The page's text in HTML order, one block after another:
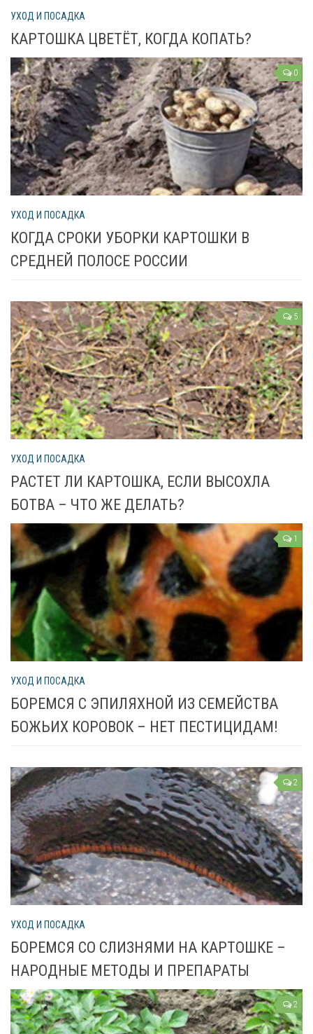
УХОД И ПОСАДКА
КАРТОШКА ЦВЕТЁТ, КОГДА КОПАТЬ?
0
УХОД И ПОСАДКА
КОГДА СРОКИ УБОРКИ КАРТОШКИ В
СРЕДНЕЙ ПОЛОСЕ РОССИИ
5
УХОД И ПОСАДКА
РАСТЕТ ЛИ КАРТОШКА, ЕСЛИ ВЫСОХЛА
БОТВА – ЧТО ЖЕ ДЕЛАТЬ?
1
УХОД И ПОСАДКА
БОРЕМСЯ С ЭПИЛЯХНОЙ ИЗ СЕМЕЙСТВА
БОЖЬИХ КОРОВОК – НЕТ ПЕСТИЦИДАМ!
2
УХОД И ПОСАДКА
БОРЕМСЯ СО СЛИЗНЯМИ НА КАРТОШКЕ –
НАРОДНЫЕ МЕТОДЫ И ПРЕПАРАТЫ
2